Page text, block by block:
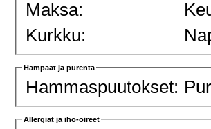
Maksa:
Kurkku:
Hampaat ja purenta
Hammaspuutokset:
Allergiat ja iho-oireet